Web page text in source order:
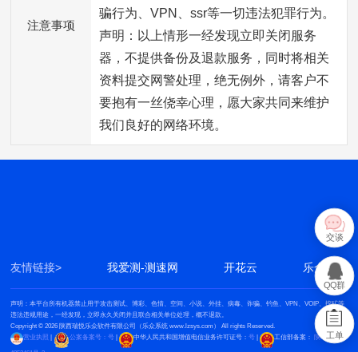
注意事项
骗行为、VPN、ssr等一切违法犯罪行为。
声明：以上情形一经发现立即关闭服务
器，不提供备份及退款服务，同时将相关
资料提交网警处理，绝无例外，请客户不
要抱有一丝侥幸心理，愿大家共同来维护
我们良好的网络环境。
友情链接> 我爱测-测速网 开花云 乐众系统
声明：本平台所有机器禁止用于攻击测试、博彩、色情、空间、小说、外挂、病毒、诈骗、钓鱼、VPN、VOIP、挖矿等
违法违规用途，一经发现，立即永久关闭并且联合相关单位处理，概不退款。
Copyright © 2026 陕西瑞悦乐众软件有限公司（乐众系统www.lzsys.com） All rights Reserved.
营业执照
公案备案号：号 | 中华人民共和国增值电信业务许可证号：号 | 工信部备案： 陕ICP备202
交谈
QQ群
工单